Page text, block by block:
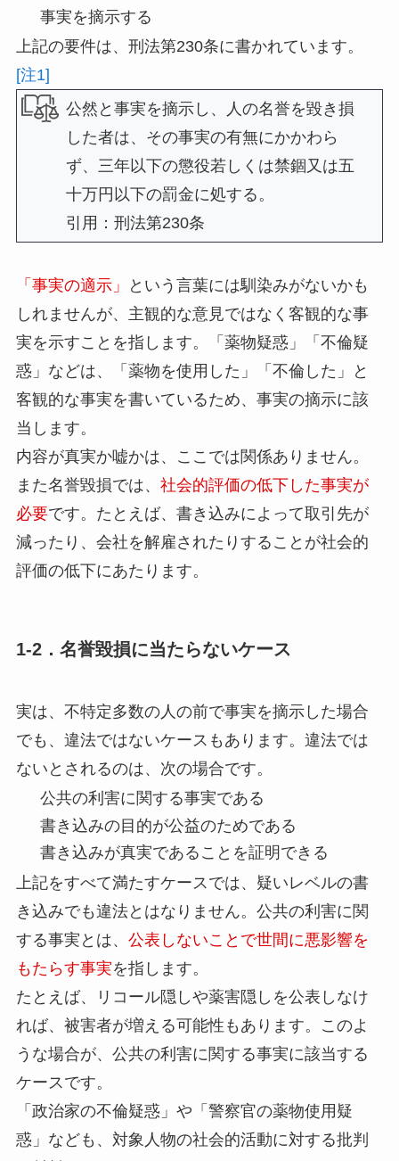
事実を摘示する
上記の要件は、 刑法第230条に書かれています。
[注1]
公然と事実を摘示し、人の名誉を毀き損
した者は、その事実の有無にかかわら
ず、三年以下の懲役若しくは禁錮又は五
十万円以下の罰金に処する。
引用：刑法第230条
「事実の適示」
という言葉には馴染みがないかも
しれませんが、主観的な意見ではなく客観的な事
実を示すことを指します。「薬物疑惑」「不倫疑
惑」などは、「薬物を使用した」「不倫した」と
客観的な事実を書いているため、事実の摘示に該
当します。
内容が真実か嘘かは、ここでは関係ありません。
また名誉毀損では、 社会的評価の低下した事実が
必要です。たとえば、書き込みによって取引先が
減ったり、会社を解雇されたりすることが社会的
評価の低下にあたります。
1-2．名誉毀損に当たらないケース
実は、不特定多数の人の前で事実を摘示した場合
でも、違法ではないケースもあります。違法では
ないとされるのは、次の場合です。
公共の利害に関する事実である
書き込みの目的が公益のためである
書き込みが真実であることを証明できる
上記をすべて満たすケースでは、疑いレベルの書
き込みでも違法とはなりません。公共の利害に関
する事実とは、 公表しないことで世間に悪影響を
もたらす事実を指します。
たとえば、リコール隠しや薬害隠しを公表しなけ
れば、被害者が増える可能性もあります。このよ
うな場合が、公共の利害に関する事実に該当する
ケースです。
「政治家の不倫疑惑」や「警察官の薬物使用疑
惑」なども、対象人物の社会的活動に対する批判